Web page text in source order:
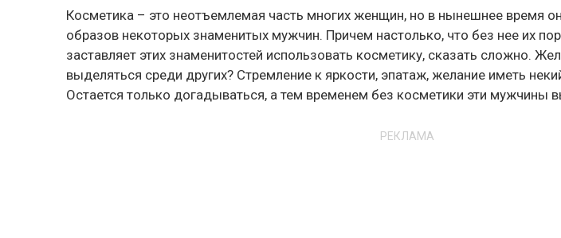
Косметика – это неотъемлемая часть многих женщин, но в нынешнее время
образов некоторых знаменитых мужчин. Причем настолько, что без нее их
заставляет этих знаменитостей использовать косметику, сказать сложно.
выделяться среди других? Стремление к яркости, эпатаж, желание иметь
Остается только догадываться, а тем временем без косметики эти мужчины
РЕКЛАМА